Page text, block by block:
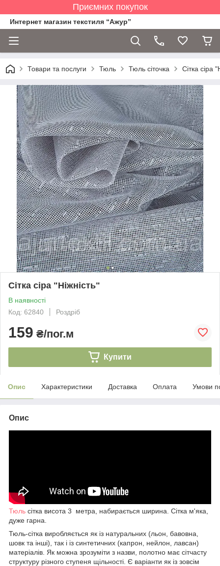
Приємних покупок
Интернет магазин текстиля “Ажур”
Товари та послуги Тюль Тюль сіточка Сітка сіра
Сітка сіра "Ніжність"
В наявності
Код: 62840
Роздріб
159 ₴/пог.м
Купити
Опис Характеристики Доставка Оплата Умови
Опис
Тюль сітка висота 3 метра, набирається ширина. Сітка м'яка,
дуже гарна.
Тюль-сітка виробляється як із натуральних (льон, бавовна,
шовк та інші), так і із синтетичних (капрон, нейлон, лавсан)
матеріалів. Як можна зрозуміти з назви, полотно має сітчасту
структуру різного ступеня щільності. Є варіанти як із зовсім